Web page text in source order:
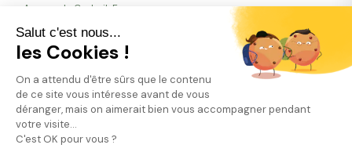
Salut c'est nous...
les Cookies !
On a attendu d'être sûrs que le contenu
de ce site vous intéresse avant de vous
déranger, mais on aimerait bien vous accompagner pendant
votre visite...
C'est OK pour vous ?
Agence de Corbeil-Essonnes
16 bis rue du Docteur Vignes, 91100 Corbeil-Essonnes
CGU ProfessionnelsConfidentialité
FAQPresseRSE Plan du site
© 2026 CMONJARDINIER · 1 passage du Génie · 75012 Paris
CMONJARDINIER est enregistrée sous l'identifiant 379946 par l'Autorité de Contrôle
et de Résolution (ACPR) comme agent prestataire de services de paiement Lemonway
(établissement de paiement dont le siège social est situé au 8 rue du Sentier, 75002
Paris, agréé par l'ACPR sous le numéro 16568).